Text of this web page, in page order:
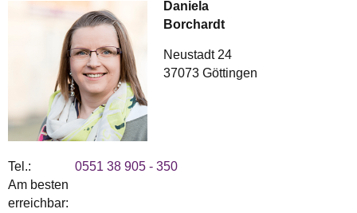
Daniela
Borchardt
Neustadt 24
37073 Göttingen
Tel.:
0551 38 905 - 350
Am besten
erreichbar: